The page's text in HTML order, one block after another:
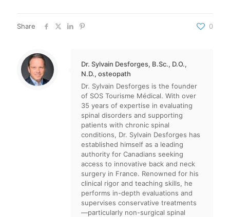
Share 0
Dr. Sylvain Desforges, B.Sc., D.O.,
N.D., osteopath
Dr. Sylvain Desforges is the founder
of SOS Tourisme Médical. With over
35 years of expertise in evaluating
spinal disorders and supporting
patients with chronic spinal
conditions, Dr. Sylvain Desforges has
established himself as a leading
authority for Canadians seeking
access to innovative back and neck
surgery in France. Renowned for his
clinical rigor and teaching skills, he
performs in-depth evaluations and
supervises conservative treatments
—particularly non-surgical spinal